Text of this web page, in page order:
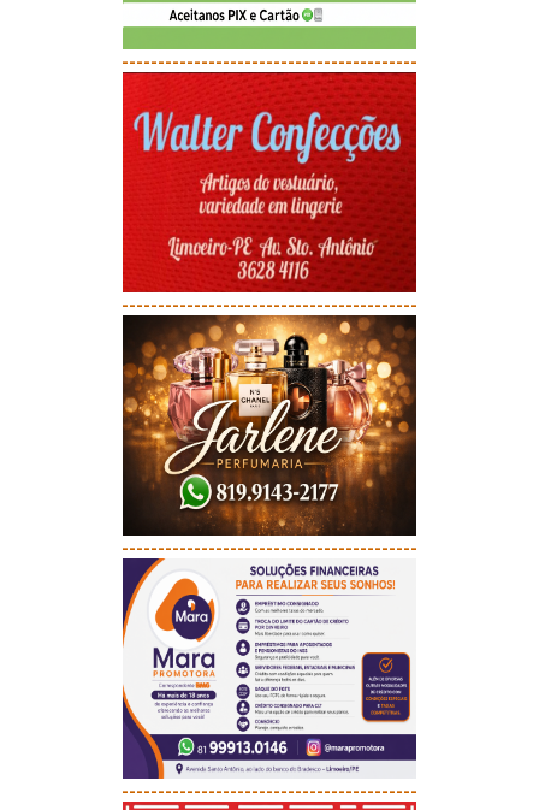
-----------------------------------------
-----------------------------------------
-----------------------------------------
-----------------------------------------